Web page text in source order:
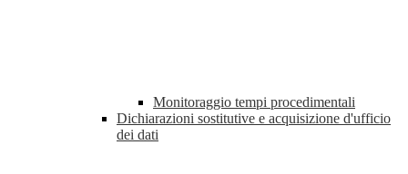
Monitoraggio tempi procedimentali
Dichiarazioni sostitutive e acquisizione d'ufficio
dei dati